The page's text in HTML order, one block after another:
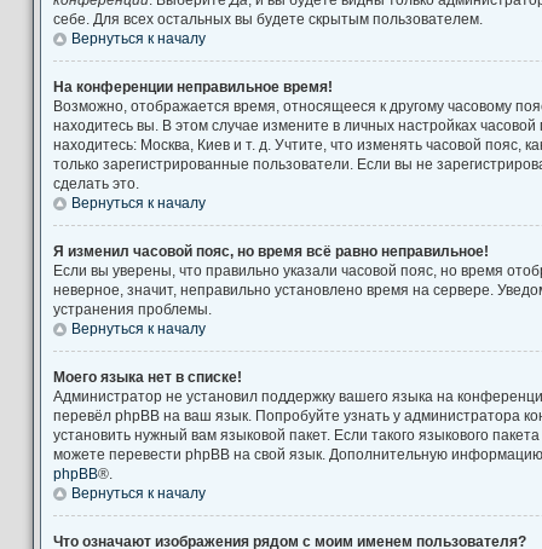
себе. Для всех остальных вы будете скрытым пользователем.
Вернуться к началу
На конференции неправильное время!
Возможно, отображается время, относящееся к другому часовому
находитесь вы. В этом случае измените в личных настройках часовой
находитесь: Москва, Киев и т. д. Учтите, что изменять часовой пояс,
только зарегистрированные пользователи. Если вы не
сделать это.
Вернуться к началу
Я изменил часовой пояс, но время всё равно неправильное!
Если вы уверены, что правильно указали часовой пояс, но время
неверное, значит, неправильно установлено время на сервере.
устранения проблемы.
Вернуться к началу
Моего языка нет в списке!
Администратор не установил поддержку вашего языка на
перевёл phpBB на ваш язык. Попробуйте узнать у администратора
установить нужный вам языковой пакет. Если такого языкового
можете перевести phpBB на свой язык. Дополнительную
phpBB®.
Вернуться к началу
Что означают изображения рядом с моим именем пользователя?